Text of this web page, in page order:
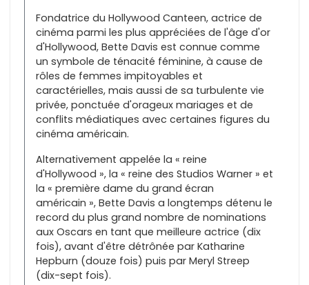
Fondatrice du Hollywood Canteen, actrice de
cinéma parmi les plus appréciées de l'âge d'or
d'Hollywood, Bette Davis est connue comme
un symbole de ténacité féminine, à cause de
rôles de femmes impitoyables et
caractérielles, mais aussi de sa turbulente vie
privée, ponctuée d'orageux mariages et de
conflits médiatiques avec certaines figures du
cinéma américain.
Alternativement appelée la « reine
d'Hollywood », la « reine des Studios Warner » et
la « première dame du grand écran
américain », Bette Davis a longtemps détenu le
record du plus grand nombre de nominations
aux Oscars en tant que meilleure actrice (dix
fois), avant d'être détrônée par Katharine
Hepburn (douze fois) puis par Meryl Streep
(dix-sept fois).